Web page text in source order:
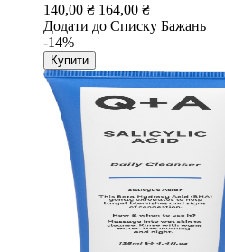
140,00 ₴ 164,00 ₴
Додати до Списку Бажань
-14%
Купити